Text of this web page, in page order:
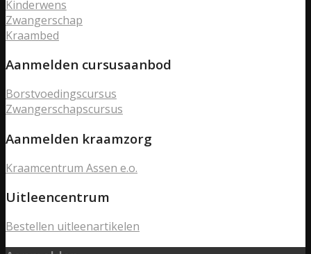
Kinderwens
Zwangerschap
Kraambed
Aanmelden cursusaanbod
Borstvoedingscursus
Zwangerschapscursus
Aanmelden kraamzorg
Kraamcentrum Assen e.o.
Uitleencentrum
Bestellen uitleenartikelen